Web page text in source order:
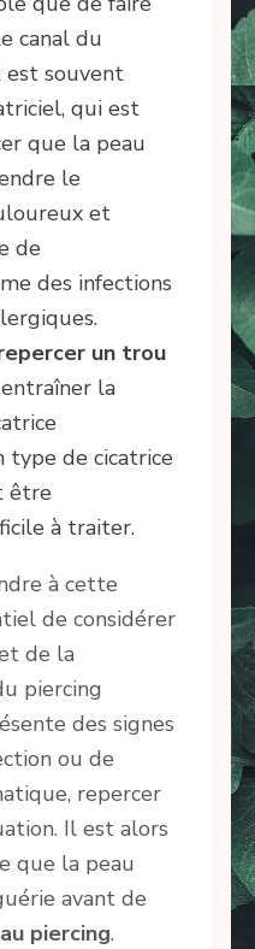
canal du
est souvent
qui est
que la peau
le
et
de
des infections
un trou
la
type de cicatrice
être
à traiter.
à cette
de considérer
de la
piercing
des signes
ou de
repercer
Il est alors
que la peau
avant de
piercing.